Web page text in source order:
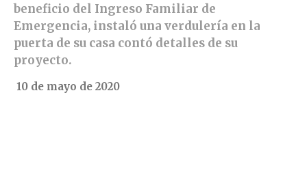
beneficio del Ingreso Familiar de
Emergencia, instaló una verdulería en la
puerta de su casa contó detalles de su
proyecto.
10 de mayo de 2020